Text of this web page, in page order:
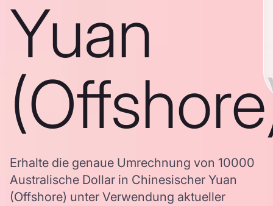
Yuan
Erhalte die genaue Umrechnung von 10000
Australische Dollar in Chinesischer Yuan
(Offshore) unter Verwendung aktueller